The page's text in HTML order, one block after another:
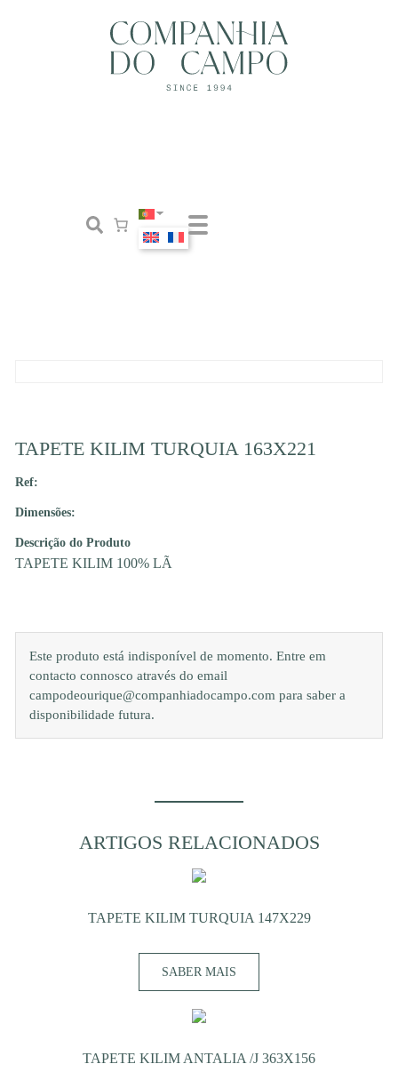
TAPETE KILIM TURQUIA 163X221
Ref:
Dimensões:
Descrição do Produto
TAPETE KILIM 100% LÃ
Este produto está indisponível de momento. Entre em
contacto connosco através do email
campodeourique@companhiadocampo.com para saber a
disponibilidade futura.
ARTIGOS RELACIONADOS
TAPETE KILIM TURQUIA 147X229
SABER MAIS
TAPETE KILIM ANTALIA /J 363X156